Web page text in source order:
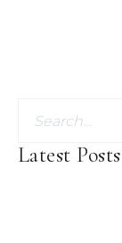
Latest Posts